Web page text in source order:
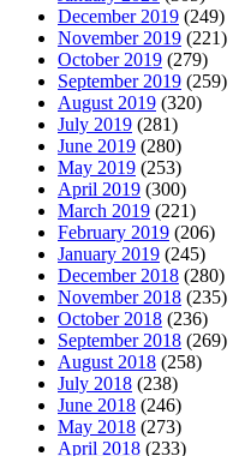
December 2019 (249)
November 2019 (221)
October 2019 (279)
September 2019 (259)
August 2019 (320)
July 2019 (281)
June 2019 (280)
May 2019 (253)
April 2019 (300)
March 2019 (221)
February 2019 (206)
January 2019 (245)
December 2018 (280)
November 2018 (235)
October 2018 (236)
September 2018 (269)
August 2018 (258)
July 2018 (238)
June 2018 (246)
May 2018 (273)
April 2018 (233)